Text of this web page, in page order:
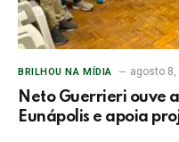
BRILHOU NA MÍDIA agosto 8,
Neto Guerrieri ouve
Eunápolis e apoia